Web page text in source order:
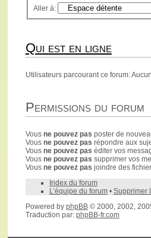
Aller à:
Qui est en ligne
Utilisateurs parcourant ce forum:
Permissions du forum
Vous ne pouvez pas poster de
Vous ne pouvez pas répondre aux
Vous ne pouvez pas éditer vos
Vous ne pouvez pas supprimer vos
Vous ne pouvez pas joindre des
Index du forum
L’équipe du forum• Supprimer
Powered by phpBB© 2000, 2002,
Traduction par: phpBB-fr.com